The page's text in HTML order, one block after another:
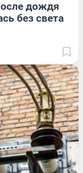
дождя
без света